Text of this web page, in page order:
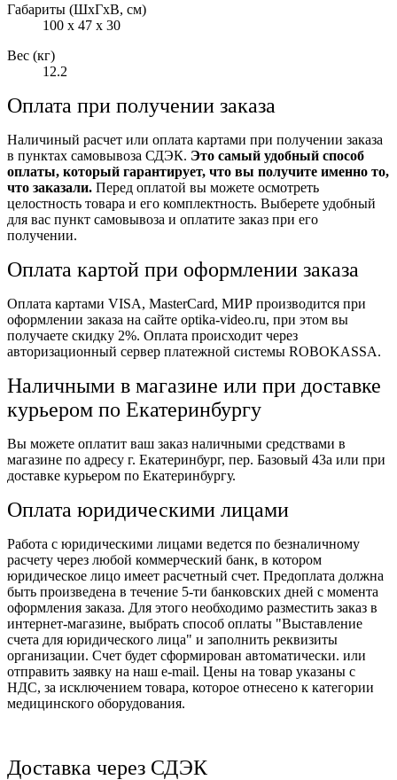
Габариты (ШxГxВ, см)
100 x 47 x 30
Вес (кг)
12.2
Оплата при получении заказа
Наличиный расчет или оплата картами при получении заказа
в пунктах самовывоза СДЭК. Это самый удобный способ
оплаты, который гарантирует, что вы получите именно то,
что заказали. Перед оплатой вы можете осмотреть
целостность товара и его комплектность. Выберете удобный
для вас пункт самовывоза и оплатите заказ при его
получении.
Оплата картой при оформлении заказа
Оплата картами VISA, MasterCard, МИР производится при
оформлении заказа на сайте optika-video.ru, при этом вы
получаете скидку 2%. Оплата происходит через
авторизационный сервер платежной системы ROBOKASSA.
Наличными в магазине или при доставке
курьером по Екатеринбургу
Вы можете оплатит ваш заказ наличными средствами в
магазине по адресу г. Екатеринбург, пер. Базовый 43а или при
доставке курьером по Екатеринбургу.
Оплата юридическими лицами
Работа с юридическими лицами ведется по безналичному
расчету через любой коммерческий банк, в котором
юридическое лицо имеет расчетный счет. Предоплата должна
быть произведена в течение 5-ти банковских дней с момента
оформления заказа. Для этого необходимо разместить заказ в
интернет-магазине, выбрать способ оплаты "Выставление
счета для юридического лица" и заполнить реквизиты
организации. Счет будет сформирован автоматически. или
отправить заявку на наш e-mail. Цены на товар указаны с
НДС, за исключением товара, которое отнесено к категории
медицинского оборудования.
Доставка через СДЭК